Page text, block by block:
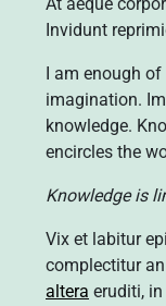
Invidunt
I am enough
imagination.
knowledge.
encircles the
Knowledge is
Vix et labitur
complectitur
altera eruditi,